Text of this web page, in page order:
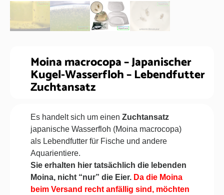
Moina macrocopa – Japanischer
Kugel-Wasserfloh – Lebendfutter
Zuchtansatz
Es handelt sich um einen Zuchtansatz
japanische Wasserfloh (Moina macrocopa)
als Lebendfutter für Fische und andere
Aquarientiere.
Sie erhalten hier tatsächlich die lebenden
Moina, nicht “nur” die Eier. Da die Moina
beim Versand recht anfällig sind, möchten